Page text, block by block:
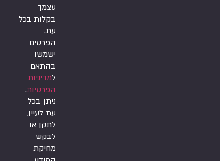
עצמך
בקלות בכל
עת.
הפרטים
ישמשו
בהתאם
למדיניות
הפרטיות.
ניתן בכל
עת לעיין,
לתקן או
לבקש
מחיקת